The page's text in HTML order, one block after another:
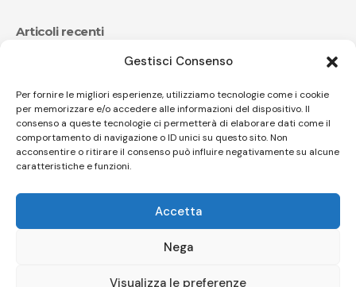
Gestisci Consenso
Per fornire le migliori esperienze, utilizziamo tecnologie come i cookie
per memorizzare e/o accedere alle informazioni del dispositivo. Il
consenso a queste tecnologie ci permetterà di elaborare dati come il
comportamento di navigazione o ID unici su questo sito. Non
acconsentire o ritirare il consenso può influire negativamente su alcune
caratteristiche e funzioni.
Accetta
Nega
Visualizza le preferenze
Articoli recenti
CucuFestival 2026: teatro di strada a Roana
Il sound travolgente di Sparagna e l’Orchestra
popolare italiana
© A.C.I.D.I. Associazione Culturale Informazione Diffusione Innovazione
Firenze - SEO BY SIMONE ROMPIETTI SR WEB